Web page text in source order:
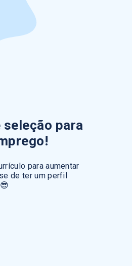
para
para aumentar
de ter um perfil